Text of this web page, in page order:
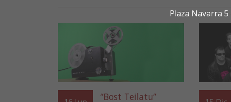
Plaza Navarra 5
“Bost Teilatu”